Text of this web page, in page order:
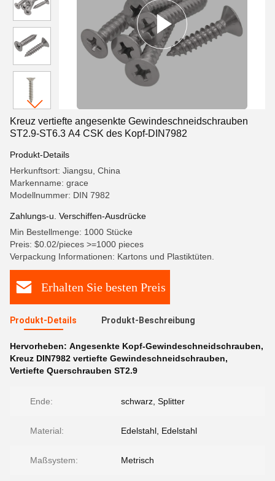
Kreuz vertiefte angesenkte Gewindeschneidschrauben
ST2.9-ST6.3 A4 CSK des Kopf-DIN7982
Produkt-Details
Herkunftsort: Jiangsu, China
Markenname: grace
Modellnummer: DIN 7982
Zahlungs-u. Verschiffen-Ausdrücke
Min Bestellmenge: 1000 Stücke
Preis: $0.02/pieces >=1000 pieces
Verpackung Informationen: Kartons und Plastiktüten.
Erhalten Sie besten Preis
Produkt-Details Produkt-Beschreibung
Hervorheben: Angesenkte Kopf-Gewindeschneidschrauben,
Kreuz DIN7982 vertiefte Gewindeschneidschrauben,
Vertiefte Querschrauben ST2.9
Ende: schwarz, Splitter
Material: Edelstahl, Edelstahl
Maßsystem: Metrisch